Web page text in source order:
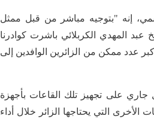
إنه "بتوجيه مباشر من قبل ممثل
عبد المهدي الكربلائي باشرت كوادرنا
عدد ممكن من الزائرين الوافدين إلى
(1825م2)،لافتا الى ان "العمل جاري على تجهيز تلك القاعات بأجهزة
الأخرى التي يحتاجها الزائر خلال أداء